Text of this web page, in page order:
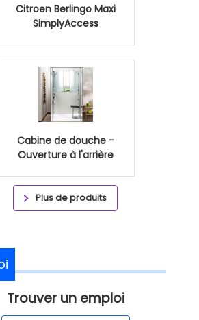
Citroen Berlingo Maxi
SimplyAccess
Cabine de douche -
Ouverture à l'arrière
Plus de produits
Trouver un emploi